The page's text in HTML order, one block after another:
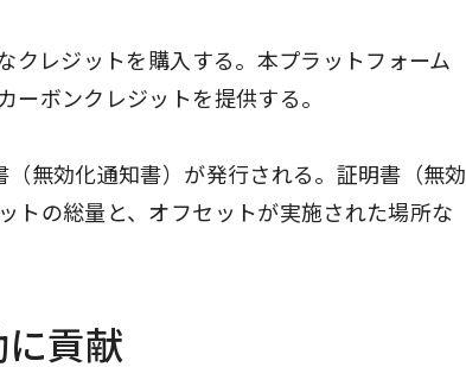
クレジットを購入する。本プラットフォーム
ーボンクレジットを提供する。
無効化通知書）が発行される。証明書（無効
トの総量と、オフセットが実施された場所な
に貢献